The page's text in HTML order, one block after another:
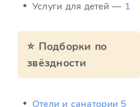
Услуги для детей — 1
⭐ Подборки по
звёздности
Отели и санатории 5